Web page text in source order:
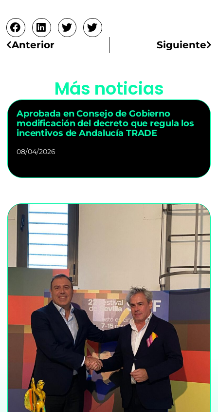
Ant
Anterior Siguiente
Más noticias
Aprobada en Consejo de Gobierno
modificación del decreto que regula los
incentivos de Andalucía TRADE
08/04/2026